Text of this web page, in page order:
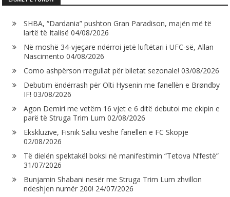
SHBA, “Dardania” pushton Gran Paradison, majën më të
lartë të Italisë 04/08/2026
Në moshë 34-vjeçare ndërroi jetë luftëtari i UFC-së, Allan
Nascimento 04/08/2026
Como ashpërson rregullat për biletat sezonale! 03/08/2026
Debutim ëndërrash për Olti Hysenin me fanellën e Brøndby
IF! 03/08/2026
Agon Demiri me vetëm 16 vjet e 6 ditë debutoi me ekipin e
parë të Struga Trim Lum 02/08/2026
Ekskluzive, Fisnik Saliu veshë fanellën e FC Skopje
02/08/2026
Të dielën spektakël boksi në manifestimin “Tetova N’festë”
31/07/2026
Bunjamin Shabani nesër me Struga Trim Lum zhvillon
ndeshjen numër 200! 24/07/2026